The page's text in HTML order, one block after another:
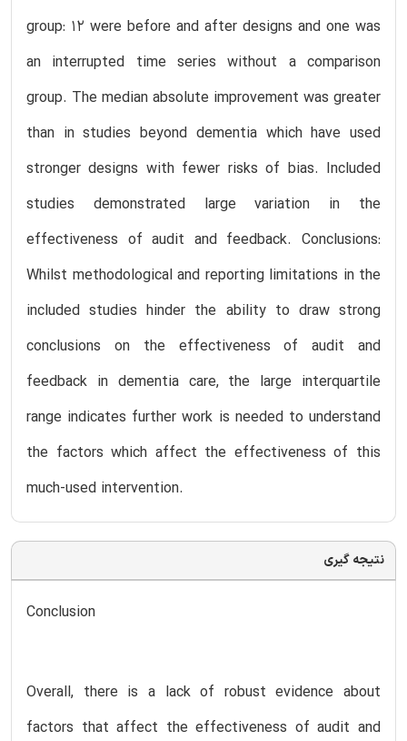
group: 12 were before and after designs and one was
an interrupted time series without a comparison
group. The median absolute improvement was greater
than in studies beyond dementia which have used
stronger designs with fewer risks of bias. Included
studies demonstrated large variation in the
effectiveness of audit and feedback. Conclusions:
Whilst methodological and reporting limitations in the
included studies hinder the ability to draw strong
conclusions on the effectiveness of audit and
feedback in dementia care, the large interquartile
range indicates further work is needed to understand
the factors which affect the effectiveness of this
much-used intervention.
نتیجه گیری
Conclusion
Overall, there is a lack of robust evidence about
factors that affect the effectiveness of audit and